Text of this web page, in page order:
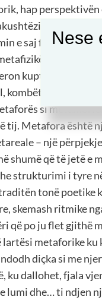
hap perspektivën
e
e saj figurativ.
kuptimin e saj,
kombëtar dhe
si
tij. Metafora është
– një
shumë që të jetë e
strukturimi i tyre
tonë poetike
skemash ritmike
që po ju flet gjithë
lartësi metaforike
diçka si me
ku dallohet, fjala
lumi dhe… ti ndjen
Nese